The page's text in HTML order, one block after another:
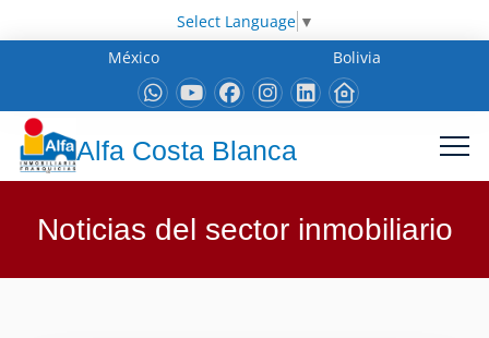
Select Language ▼
México
Bolivia
Alfa Costa Blanca
Noticias del sector inmobiliario